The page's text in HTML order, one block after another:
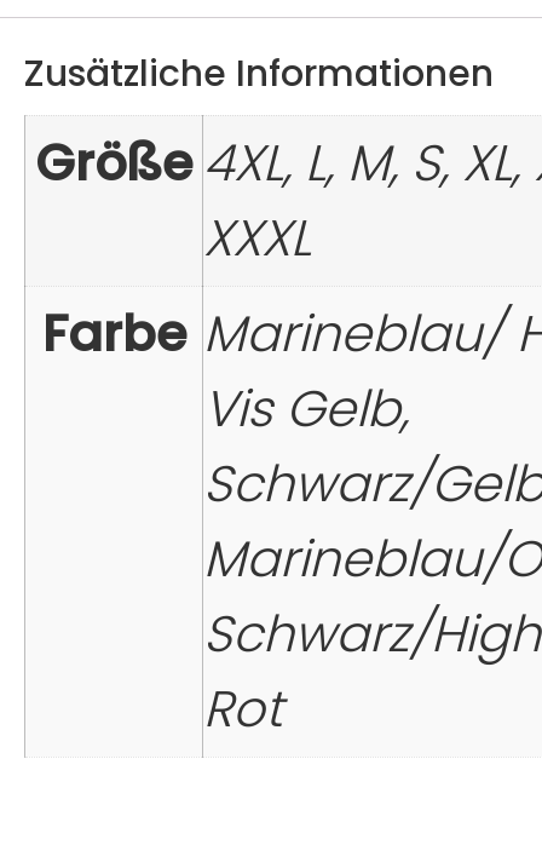
Zusätzliche Informationen
Größe 4XL, L, M, S, XL,
XXXL
Farbe Marineblau/
Vis Gelb,
Schwarz/
Marineblau/
Schwarz/
Rot